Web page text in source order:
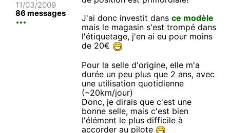
11/03/2009
86 messages
J'ai donc investit dansce modèle
mais le magasin s'est trompé dans
l'étiquetage, j'en ai eu pour moins
de 20€
Pour la selle d'origine, elle m'a
durée un peu plus que 2 ans, avec
une utilisation quotidienne
(~20km/jour)
Donc, je dirais que c'est une
bonne selle, mais c'est bien
l'élément le plus difficile à
accorder au pilote